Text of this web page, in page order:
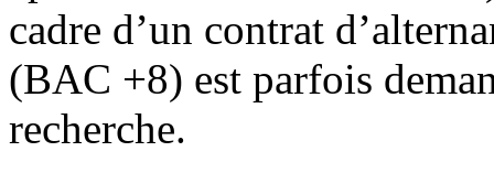
cadre d’un contrat
(BAC +8) est parfois
recherche.